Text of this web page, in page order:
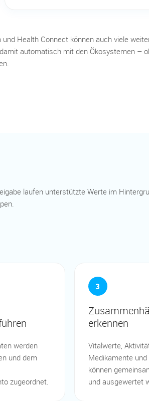
und Health Connect können auch viele
automatisch mit den Ökosystemen –
laufen unterstützte Werte im
werden
und dem
zugeordnet.
3
erkennen
Vitalwerte,
Medikamente
können
und ausgewertet